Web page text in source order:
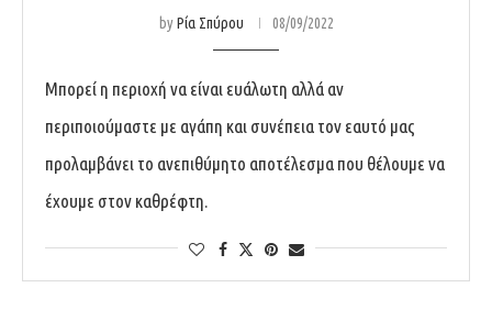
byΡία Σπύρου 08/09/2022
Μπορεί η περιοχή να είναι ευάλωτη αλλά αν
περιποιούμαστε με αγάπη και συνέπεια τον εαυτό μας
προλαμβάνει το ανεπιθύμητο αποτέλεσμα που θέλουμε να
έχουμε στον καθρέφτη.